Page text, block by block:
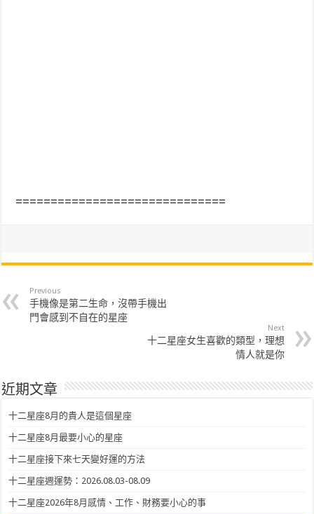
==============================
Previous
手機像是第二生命，沒帶手機出
門會感到不自在的星座
Next
十二星座女生喜歡的類型，理想
情人就是你
近期文章
十二星座8月的貴人是這個星座
十二星座8月最要小心的星座
十二星座接下來七天變好運的方法
十二星座週運勢：2026.08.03-08.09
十二星座2026年8月感情、工作、財務要小心的事